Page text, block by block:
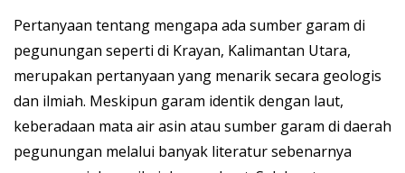
Pertanyaan tentang mengapa ada sumber garam di
pegunungan seperti di Krayan, Kalimantan Utara,
merupakan pertanyaan yang menarik secara geologis
dan ilmiah. Meskipun garam identik dengan laut,
keberadaan mata air asin atau sumber garam di daerah
pegunungan melalui banyak literatur sebenarnya